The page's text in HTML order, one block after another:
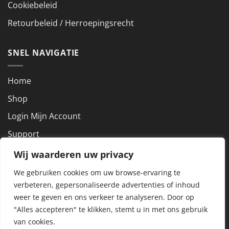
Wij waarderen uw privacy
We gebruiken cookies om uw browse-ervaring te
verbeteren, gepersonaliseerde advertenties of inhoud
weer te geven en ons verkeer te analyseren. Door op
"Alles accepteren" te klikken, stemt u in met ons gebruik
van cookies.
Cookiebeleid
Retourbeleid / Herroepingsrecht
SNEL NAVIGATIE
Home
Shop
Login Mijn Account
Support
NEEM CONTACT OP
KVK nummer: 72927801
BTW nummer: NL859288857B01